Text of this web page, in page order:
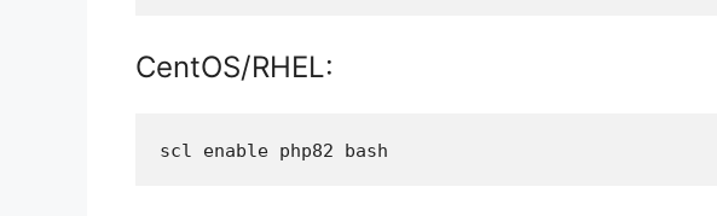
CentOS/RHEL:
scl enable php82 bash